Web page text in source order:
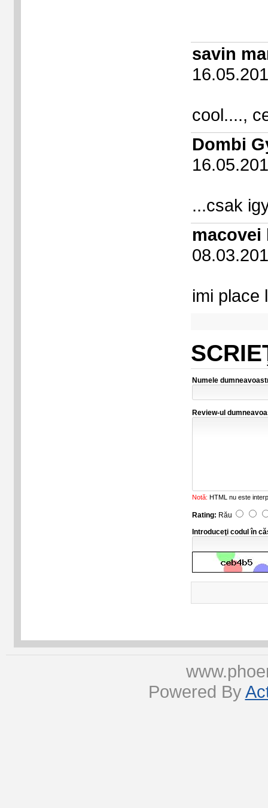
savin
cool....,
Dombi
...csak
macovei
imi place
Numele
Review-ul
Notă: HTML nu este
Rating: Rău
Introduceţi codul în
Powered By